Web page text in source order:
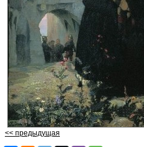
<< предыдущая